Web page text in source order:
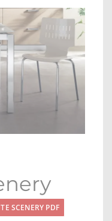
SCENERY PDF